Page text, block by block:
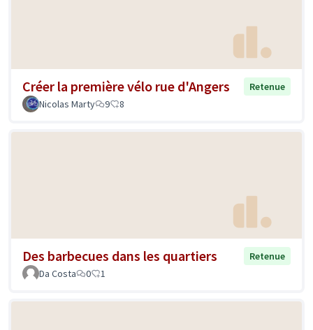
Créer la première vélo rue d'Angers
Retenue
Nicolas Marty
9 8
Des barbecues dans les quartiers
Retenue
Da Costa
0 1